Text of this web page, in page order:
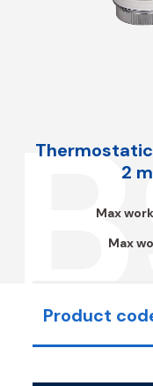
2
Max
Max
Product